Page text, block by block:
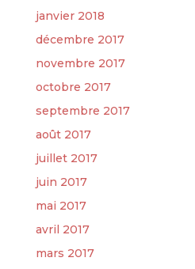
janvier 2018
décembre 2017
novembre 2017
octobre 2017
septembre 2017
août 2017
juillet 2017
juin 2017
mai 2017
avril 2017
mars 2017